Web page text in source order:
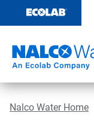
content
Nalco Water Home